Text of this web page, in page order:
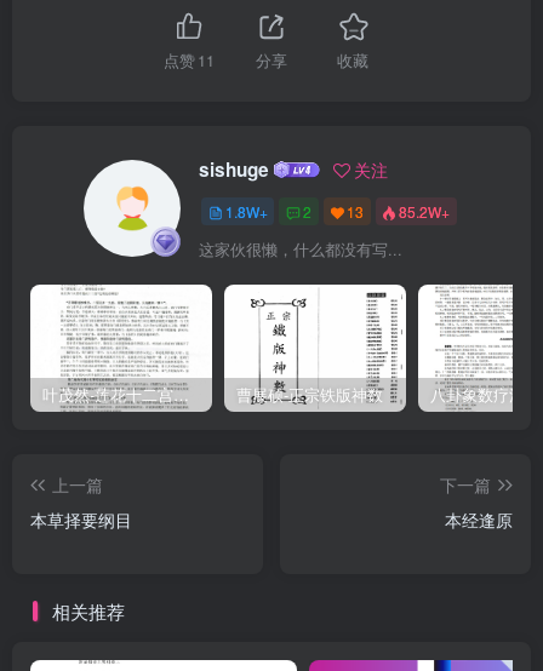
法心参》附于后，记临症之得乎心而应乎手者与得乎心而不能喻诸口
者，一一详加记载，而以色诊附焉。卷三、卷四，为《本草征要》
《征要》之删补单行本，姑就发展源流及变化情况，详加叙述，以弁
其端。药学书之用韵语或赋体，盖冀后学人之便于诵习也。自金、元
以来，传本甚多，如《药性赋》为四言四句等。然作赋须对比，每拈
两药，凑为一联，常有言而未透之感。四言者，限于十六字，有因内
容较多，不尽其意者。有因主治单纯，尚觉字多者，后者，虽关系不
大，然从整体观之，则药之突出主次与使用面之宽窄，又难一目了
然。李氏有鉴于此，故略仿赋体而采用长短偶句，使其繁简适宜，修
独存精要，采集名论，窃附管窥，详加注释，比之珍珠囊，极其详
备，且字句整严，便于诵读。”征要内容，首列药名，药名之下，以小
雅，表达透切，须长则长，可短则短，视作用之多少而着笔，能恰如
其分。且词藻美妙，如阿胶、石膏等药之叙述，皆铿锵堪诵。正文之
点赞11 分享 收藏
sishuge 关注
1.8W+ 2 13 85.2W+
这家伙很懒，什么都没有写...
叶茂然-莲花十二宫佛家奇门面授及答疑 曹展硕-正宗铁版神数
上一篇
本草择要纲目
下一篇
本经逢原
相关推荐